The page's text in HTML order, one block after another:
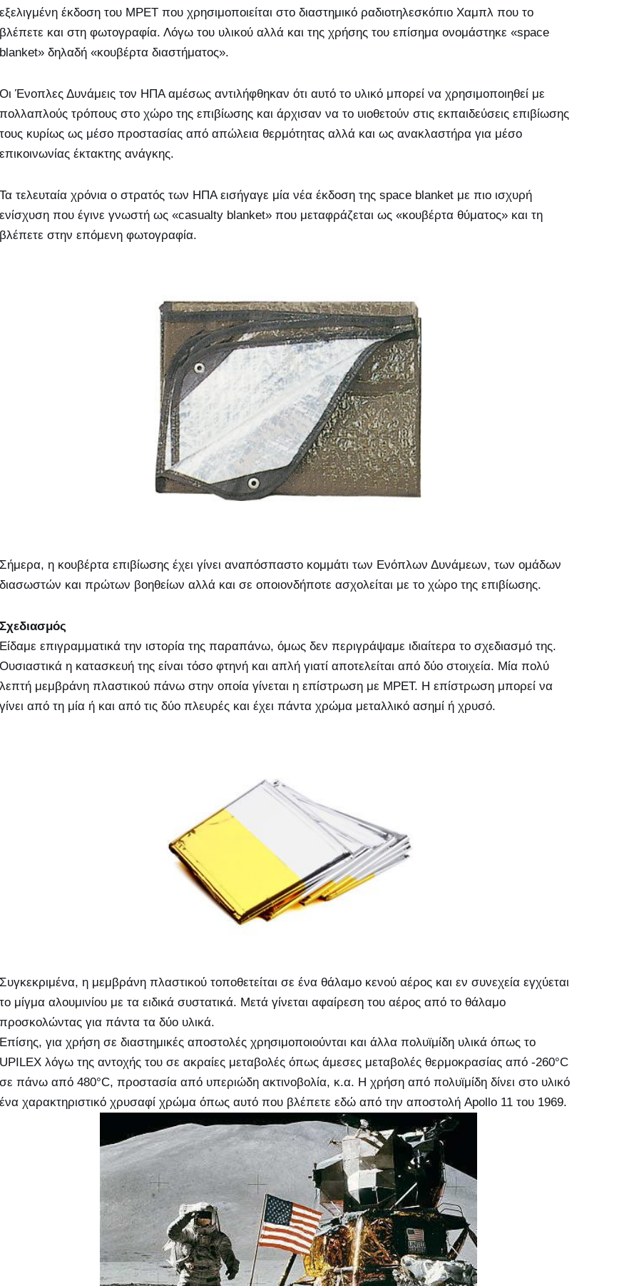
εξελιγμένη έκδοση του MPET που χρησιμοποιείται στο διαστημικό ραδιοτηλεσκόπιο Χαμπλ που το
βλέπετε και στη φωτογραφία. Λόγω του υλικού αλλά και της χρήσης του επίσημα ονομάστηκε «space
blanket» δηλαδή «κουβέρτα διαστήματος».
Οι Ένοπλες Δυνάμεις τον ΗΠΑ αμέσως αντιλήφθηκαν ότι αυτό το υλικό μπορεί να χρησιμοποιηθεί με
πολλαπλούς τρόπους στο χώρο της επιβίωσης και άρχισαν να το υιοθετούν στις εκπαιδεύσεις επιβίωσης
τους κυρίως ως μέσο προστασίας από απώλεια θερμότητας αλλά και ως ανακλαστήρα για μέσο
επικοινωνίας έκτακτης ανάγκης.
Τα τελευταία χρόνια ο στρατός των ΗΠΑ εισήγαγε μία νέα έκδοση της space blanket με πιο ισχυρή
ενίσχυση που έγινε γνωστή ως «casualty blanket» που μεταφράζεται ως «κουβέρτα θύματος» και τη
βλέπετε στην επόμενη φωτογραφία.
Σήμερα, η κουβέρτα επιβίωσης έχει γίνει αναπόσπαστο κομμάτι των Ενόπλων Δυνάμεων, των ομάδων
διασωστών και πρώτων βοηθείων αλλά και σε οποιονδήποτε ασχολείται με το χώρο της επιβίωσης.
Σχεδιασμός
Είδαμε επιγραμματικά την ιστορία της παραπάνω, όμως δεν περιγράψαμε ιδιαίτερα το σχεδιασμό της.
Ουσιαστικά η κατασκευή της είναι τόσο φτηνή και απλή γιατί αποτελείται από δύο στοιχεία. Μία πολύ
λεπτή μεμβράνη πλαστικού πάνω στην οποία γίνεται η επίστρωση με MPET. Η επίστρωση μπορεί να
γίνει από τη μία ή και από τις δύο πλευρές και έχει πάντα χρώμα μεταλλικό ασημί ή χρυσό.
Συγκεκριμένα, η μεμβράνη πλαστικού τοποθετείται σε ένα θάλαμο κενού αέρος και εν συνεχεία εγχύεται
το μίγμα αλουμινίου με τα ειδικά συστατικά. Μετά γίνεται αφαίρεση του αέρος από το θάλαμο
προσκολώντας για πάντα τα δύο υλικά.
Επίσης, για χρήση σε διαστημικές αποστολές χρησιμοποιούνται και άλλα πολυϊμίδη υλικά όπως το
UPILEX λόγω της αντοχής του σε ακραίες μεταβολές όπως άμεσες μεταβολές θερμοκρασίας από -260°C
σε πάνω από 480°C, προστασία από υπεριώδη ακτινοβολία, κ.α. Η χρήση από πολυϊμίδη δίνει στο υλικό
ένα χαρακτηριστικό χρυσαφί χρώμα όπως αυτό που βλέπετε εδώ από την αποστολή Apollo 11 του 1969.